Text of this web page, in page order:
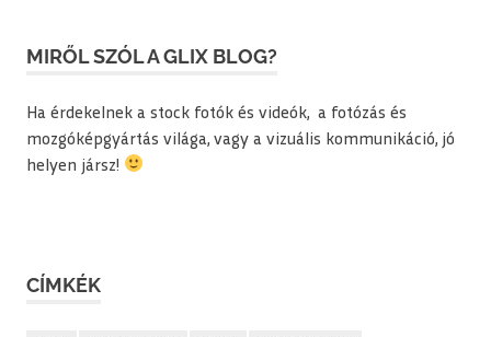
MIRŐL SZÓL A GLIX BLOG?
Ha érdekelnek a stock fotók és videók, a fotózás és
mozgóképgyártás világa, vagy a vizuális kommunikáció, jó
helyen jársz!
CÍMKÉK